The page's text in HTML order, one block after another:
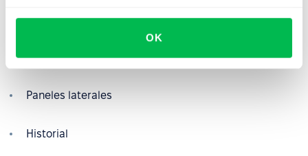
OK
Enviar comentarios
Paneles laterales
Historial